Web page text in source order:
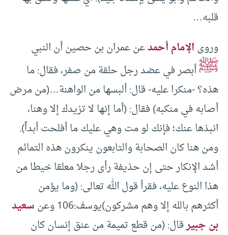
قلبه…
وروىالإمام أحمدعن عمران بن حصين أن النبي
ﷺأبصر في عضد رجل حلقة من صفر، فقال: ما
هذه؟ -منكرا عليه- قال: ألبسها من الواهنة…(من مرض
أصابه في منكبه) فقال: (أما إنها لا تزيدك إلا وهنا،
انبذها عنك؛ فإنك لو مت وهي عليك ما أفلحت أبداً).
ومن هنا كان الصحابة والتابعون ينكرون هذه التمائم
أشد الإنكار حتى إن حذيفة رأى رجلا معلقا خيطا من
هذا النوع عليه، فقرأ قول الله تعالى: (وما يؤمن
أكثرهم بالله إلا وهم مشركون)يوسف:106 وعن
سعيد
بن جبيرقال: (من قطع تميمة من عنق إنسان كان